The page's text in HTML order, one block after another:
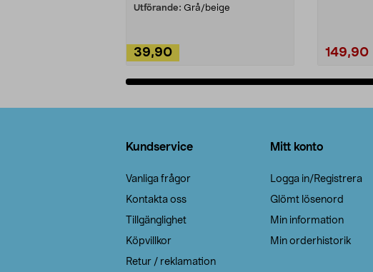
Utförande: Grå/beige
39,90 149,90
Kundservice
Vanliga frågor
Kontakta oss
Tillgänglighet
Köpvillkor
Retur / reklamation
Mitt konto
Logga in/Registrera
Glömt lösenord
Min information
Min orderhistorik